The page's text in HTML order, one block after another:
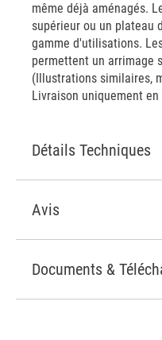
même déjà aménagés.
supérieur ou un plateau
gamme d'utilisations.
permettent un arrimage
(Illustrations similaires,
Livraison uniquement en
Détails Techniques
Avis
Documents &